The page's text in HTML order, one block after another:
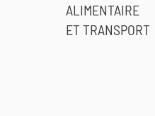
ALIMENTAIRE
ET TRANSPORT